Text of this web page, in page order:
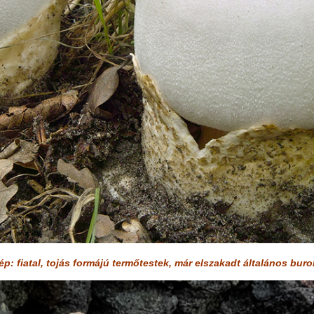
fiatal, tojás formájú termőtestek, már elszakadt általános